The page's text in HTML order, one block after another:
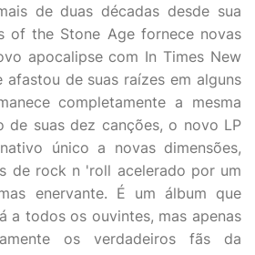
de duas décadas desde sua
of the Stone Age fornece novas
apocalipse com In Times New
afastou de suas raízes em alguns
completamente a mesma
de suas dez canções, o novo LP
único a novas dimensões,
de rock n 'roll acelerado por um
enervante. É um álbum que
a todos os ouvintes, mas apenas
os verdadeiros fãs da